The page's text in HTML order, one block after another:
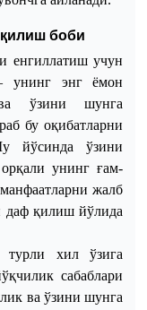
боби
енгиллатиш учун
унинг энг ёмон
ўзини шунга
бу оқибатларни
йўсинда ўзини
унинг ғам-
жалб
даф қилиш йўлида
турли хил ўзига
сабаблари
ва ўзини шунга